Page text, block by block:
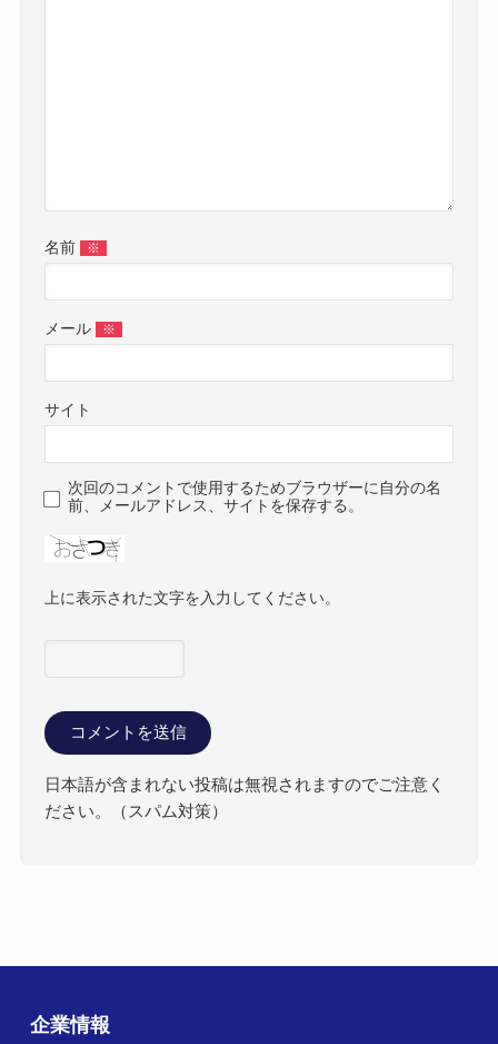
名前 ※
メール ※
サイト
次回のコメントで使用するためブラウザーに自分の名
前、メールアドレス、サイトを保存する。
上に表示された文字を入力してください。
日本語が含まれない投稿は無視されますのでご注意く
ださい。（スパム対策）
企業情報